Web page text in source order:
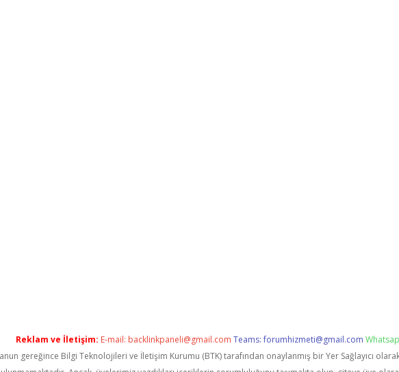
Reklam ve İletişim: E-mail: backlinkpaneli@gmail.com Teams:forumhizmeti@gmail.com
gereğince Bilgi Teknolojileri ve İletişim Kurumu (BTK) tarafından onaylanmış bir Yer Sağlayıcı